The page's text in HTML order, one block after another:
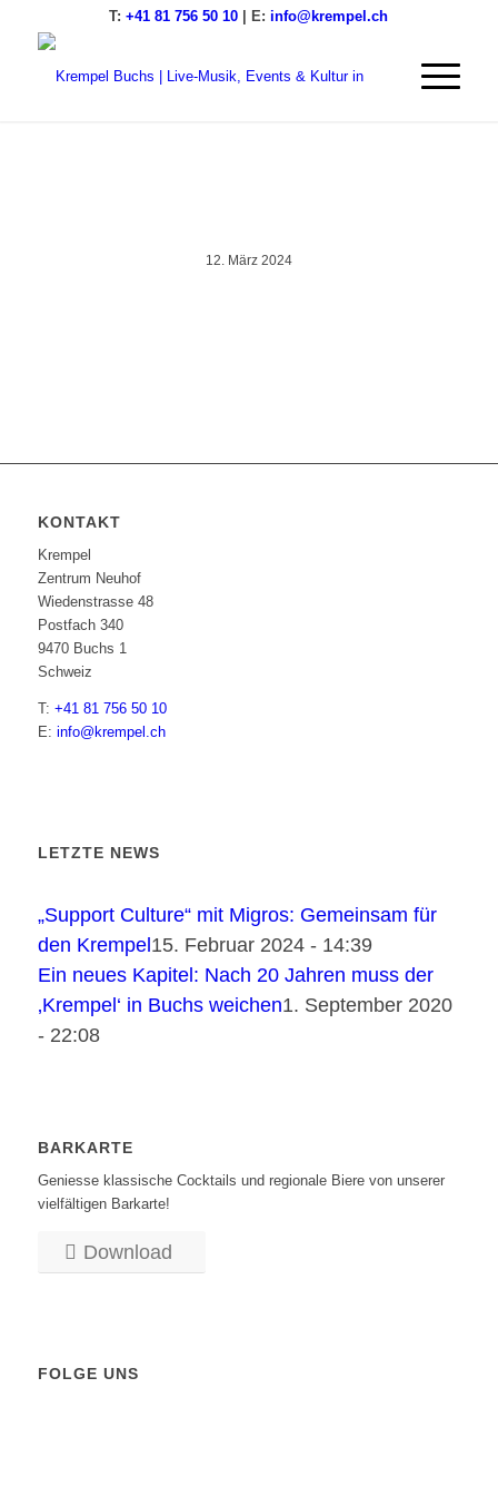
T:+41 81 756 50 10 | E:info@krempel.ch
12. März 2024
KONTAKT
Krempel
Zentrum Neuhof
Wiedenstrasse 48
Postfach 340
9470 Buchs 1
Schweiz
T: +41 81 756 50 10
E: info@krempel.ch
LETZTE NEWS
„Support Culture“ mit Migros: Gemeinsam für
den Krempel15. Februar 2024 - 14:39
Ein neues Kapitel: Nach 20 Jahren muss der
‚Krempel‘ in Buchs weichen1. September 2020
- 22:08
BARKARTE
Geniesse klassische Cocktails und regionale Biere von unserer
vielfältigen Barkarte!
Download
FOLGE UNS